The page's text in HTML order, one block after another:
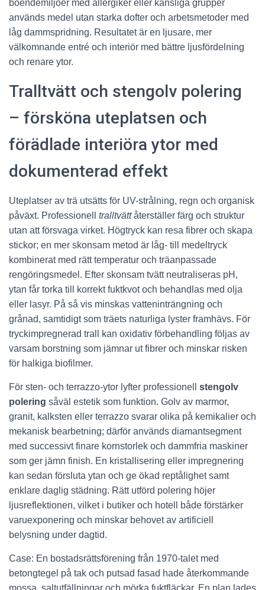
boendemiljöer med allergiker eller känsliga grupper
används medel utan starka dofter och arbetsmetoder med
låg dammspridning. Resultatet är en ljusare, mer
välkomnande entré och interiör med bättre ljusfördelning
och renare ytor.
Tralltvätt och stengolv polering
– försköna uteplatsen och
förädlade interiöra ytor med
dokumenterad effekt
Uteplatser av trä utsätts för UV-strålning, regn och organisk
påväxt. Professionell tralltvättåterställer färg och struktur
utan att försvaga virket. Högtryck kan resa fibrer och skapa
stickor; en mer skonsam metod är låg- till medeltryck
kombinerat med rätt temperatur och träanpassade
rengöringsmedel. Efter skonsam tvätt neutraliseras pH,
ytan får torka till korrekt fuktkvot och behandlas med olja
eller lasyr. På så vis minskas vatteninträngning och
grånad, samtidigt som träets naturliga lyster framhävs. För
tryckimpregnerad trall kan oxidativ förbehandling följas av
varsam borstning som jämnar ut fibrer och minskar risken
för halkiga biofilmer.
För sten- och terrazzo-ytor lyfter professionell stengolv
polering såväl estetik som funktion. Golv av marmor,
granit, kalksten eller terrazzo svarar olika på kemikalier och
mekanisk bearbetning; därför används diamantsegment
med successivt finare kornstorlek och dammfria maskiner
som ger jämn finish. En kristallisering eller impregnering
kan sedan försluta ytan och ge ökad reptålighet samt
enklare daglig städning. Rätt utförd polering höjer
ljusreflektionen, vilket i butiker och hotell både förstärker
varuexponering och minskar behovet av artificiell
belysning under dagtid.
Case: En bostadsrättsförening från 1970-talet med
betongtegel på tak och putsad fasad hade återkommande
mossa, saltutfällningar och mörka fuktfläckar. En plan lades